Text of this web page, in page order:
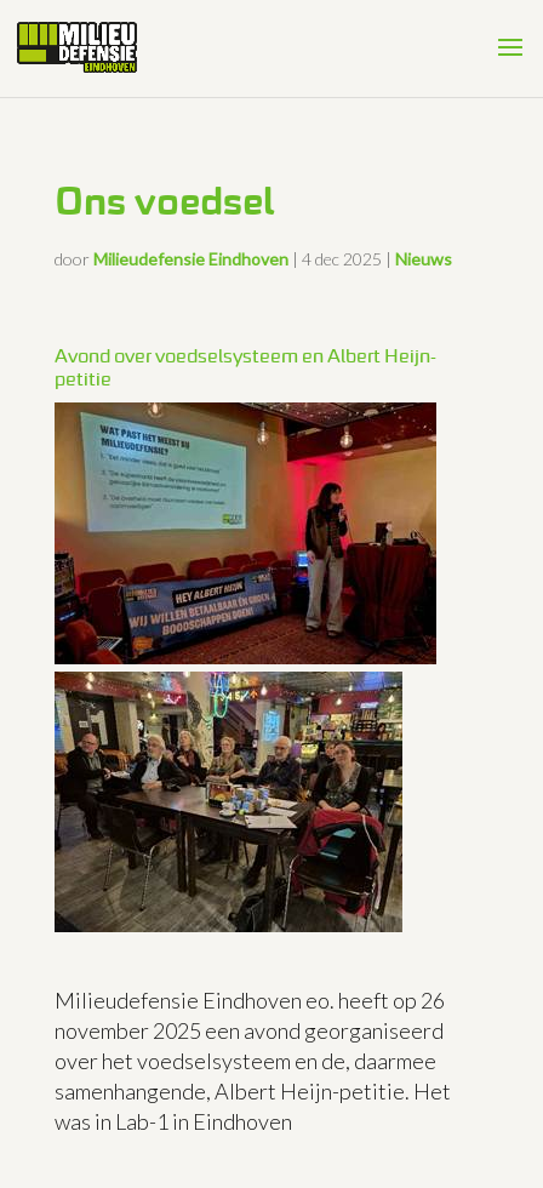
Ons voedsel
door Milieudefensie Eindhoven| 4 dec 2025 | Nieuws
Avond over voedselsysteem en Albert Heijn-
petitie
Milieudefensie Eindhoven eo. heeft op 26
november 2025 een avond georganiseerd
over het voedselsysteem en de, daarmee
samenhangende, Albert Heijn-petitie. Het
was in Lab-1 in Eindhoven